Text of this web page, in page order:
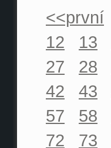
<<první
12
13
27
28
42
43
57
58
72
73